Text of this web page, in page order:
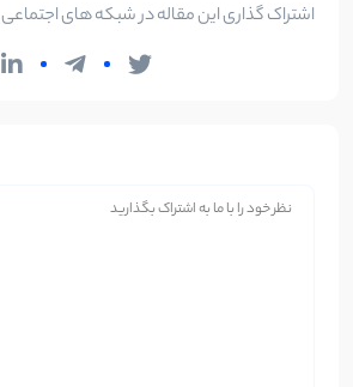
اشتراک گذاری این مقاله در شبکه های اجتماعی